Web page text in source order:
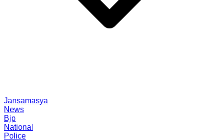
Jansamasya
News
Bjp
National
Police